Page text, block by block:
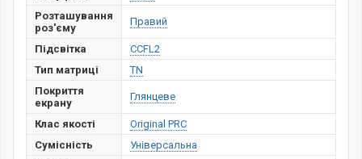
Розташування
роз'єму
Правий
Підсвітка
CCFL2
Тип матриці
TN
Покриття
екрану
Глянцеве
Клас якості
Original PRC
Сумісність
Універсальна